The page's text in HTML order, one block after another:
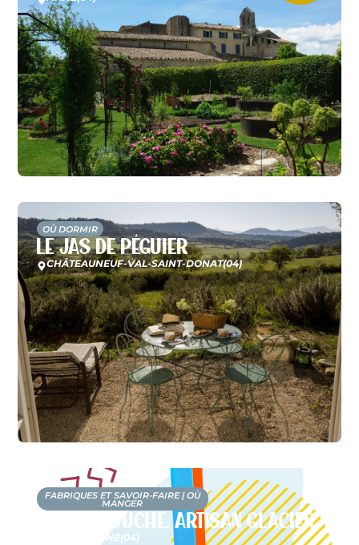
OÙ DORMIR
Le Jas de Péguier
CHÂTEAUNEUF-VAL-SAINT-DONAT(04)
FABRIQUES ET SAVOIR-FAIRE|OÙ
MANGER
Scaramouche, artisan glacier
LA BRILLANNE(04)